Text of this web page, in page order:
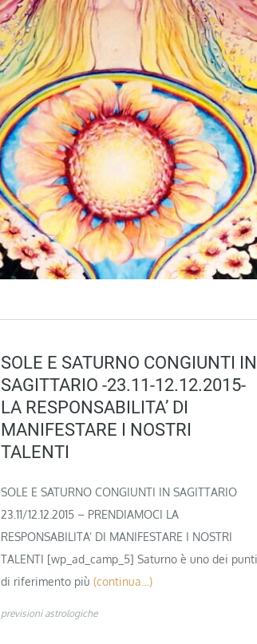
SOLE E SATURNO CONGIUNTI IN
SAGITTARIO -23.11-12.12.2015-
LA RESPONSABILITA’ DI
MANIFESTARE I NOSTRI
TALENTI
SOLE E SATURNO CONGIUNTI IN SAGITTARIO
23.11/12.12.2015 – PRENDIAMOCI LA
RESPONSABILITA’ DI MANIFESTARE I NOSTRI
TALENTI [wp_ad_camp_5] Saturno è uno dei punti
di riferimento più (continua…)
previsioni astrologiche